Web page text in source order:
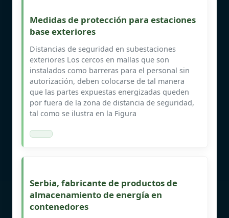
Medidas de protección para estaciones
base exteriores
Distancias de seguridad en subestaciones
exteriores Los cercos en mallas que son
instalados como barreras para el personal sin
autorización, deben colocarse de tal manera
que las partes expuestas energizadas queden
por fuera de la zona de distancia de seguridad,
tal como se ilustra en la Figura
Serbia, fabricante de productos de
almacenamiento de energía en
contenedores